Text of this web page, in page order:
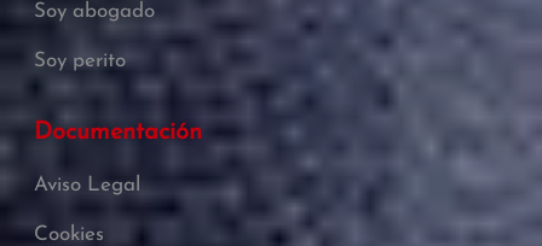
Soy abogado
Soy perito
Documentación
Aviso Legal
Cookies